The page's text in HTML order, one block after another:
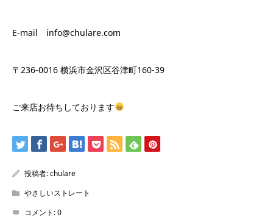
E-mail info@chulare.com
〒236-0016 横浜市金沢区谷津町160-39
ご来店お待ちしております
投稿者:chulare
やさしいストレート
コメント:0